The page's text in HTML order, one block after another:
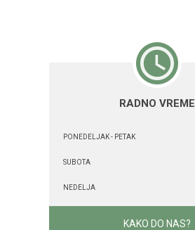
RADNO VREME
PONEDELJAK - PETAK
SUBOTA
NEDELJA
KAKO DO NAS?